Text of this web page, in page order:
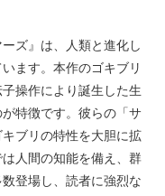
ズ』は、人類と進化し
ます。本作のゴキブリ
操作により誕生した生
特徴です。彼らの「サ
ブリの特性を大胆に拡
人間の知能を備え、群
登場し、読者に強烈な